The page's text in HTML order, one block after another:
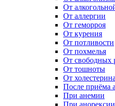
От
От аллергии
От геморроя
От курения
От потливости
От похмелья
От свободных
От тошноты
От холестерина
После приёма
При анемии
При анорексии